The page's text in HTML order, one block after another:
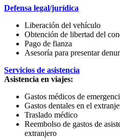
Defensa legal/jurídica
Liberación del vehículo
Obtención de libertad del
Pago de fianza
Asesoría para presentar
Servicios de asistencia
Asistencia en viajes:
Gastos médicos de
Gastos dentales en el
Traslado médico
Reembolso de gastos de
extranjero